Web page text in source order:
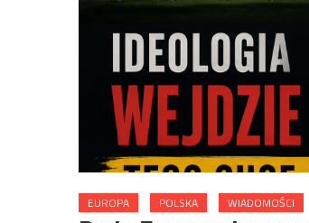
EUROPA POLSKA WIADOMOŚCI